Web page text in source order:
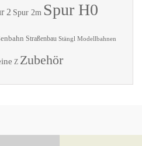
2 Spur 2m Spur H0
Straßenbau Stängl Modellbahnen
Z Zubehör